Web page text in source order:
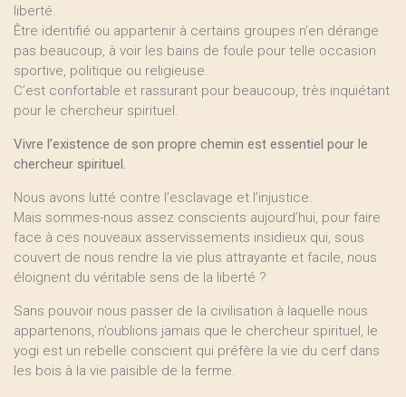
liberté.
Être identifié ou appartenir à certains groupes n’en dérange
pas beaucoup, à voir les bains de foule pour telle occasion
sportive, politique ou religieuse.
C’est confortable et rassurant pour beaucoup, très inquiétant
pour le chercheur spirituel.
Vivre l’existence de son propre chemin est essentiel pour le
chercheur spirituel.
Nous avons lutté contre l’esclavage et l’injustice.
Mais sommes-nous assez conscients aujourd’hui, pour faire
face à ces nouveaux asservissements insidieux qui, sous
couvert de nous rendre la vie plus attrayante et facile, nous
éloignent du véritable sens de la liberté ?
Sans pouvoir nous passer de la civilisation à laquelle nous
appartenons, n’oublions jamais que le chercheur spirituel, le
yogi est un rebelle conscient qui préfère la vie du cerf dans
les bois à la vie paisible de la ferme.